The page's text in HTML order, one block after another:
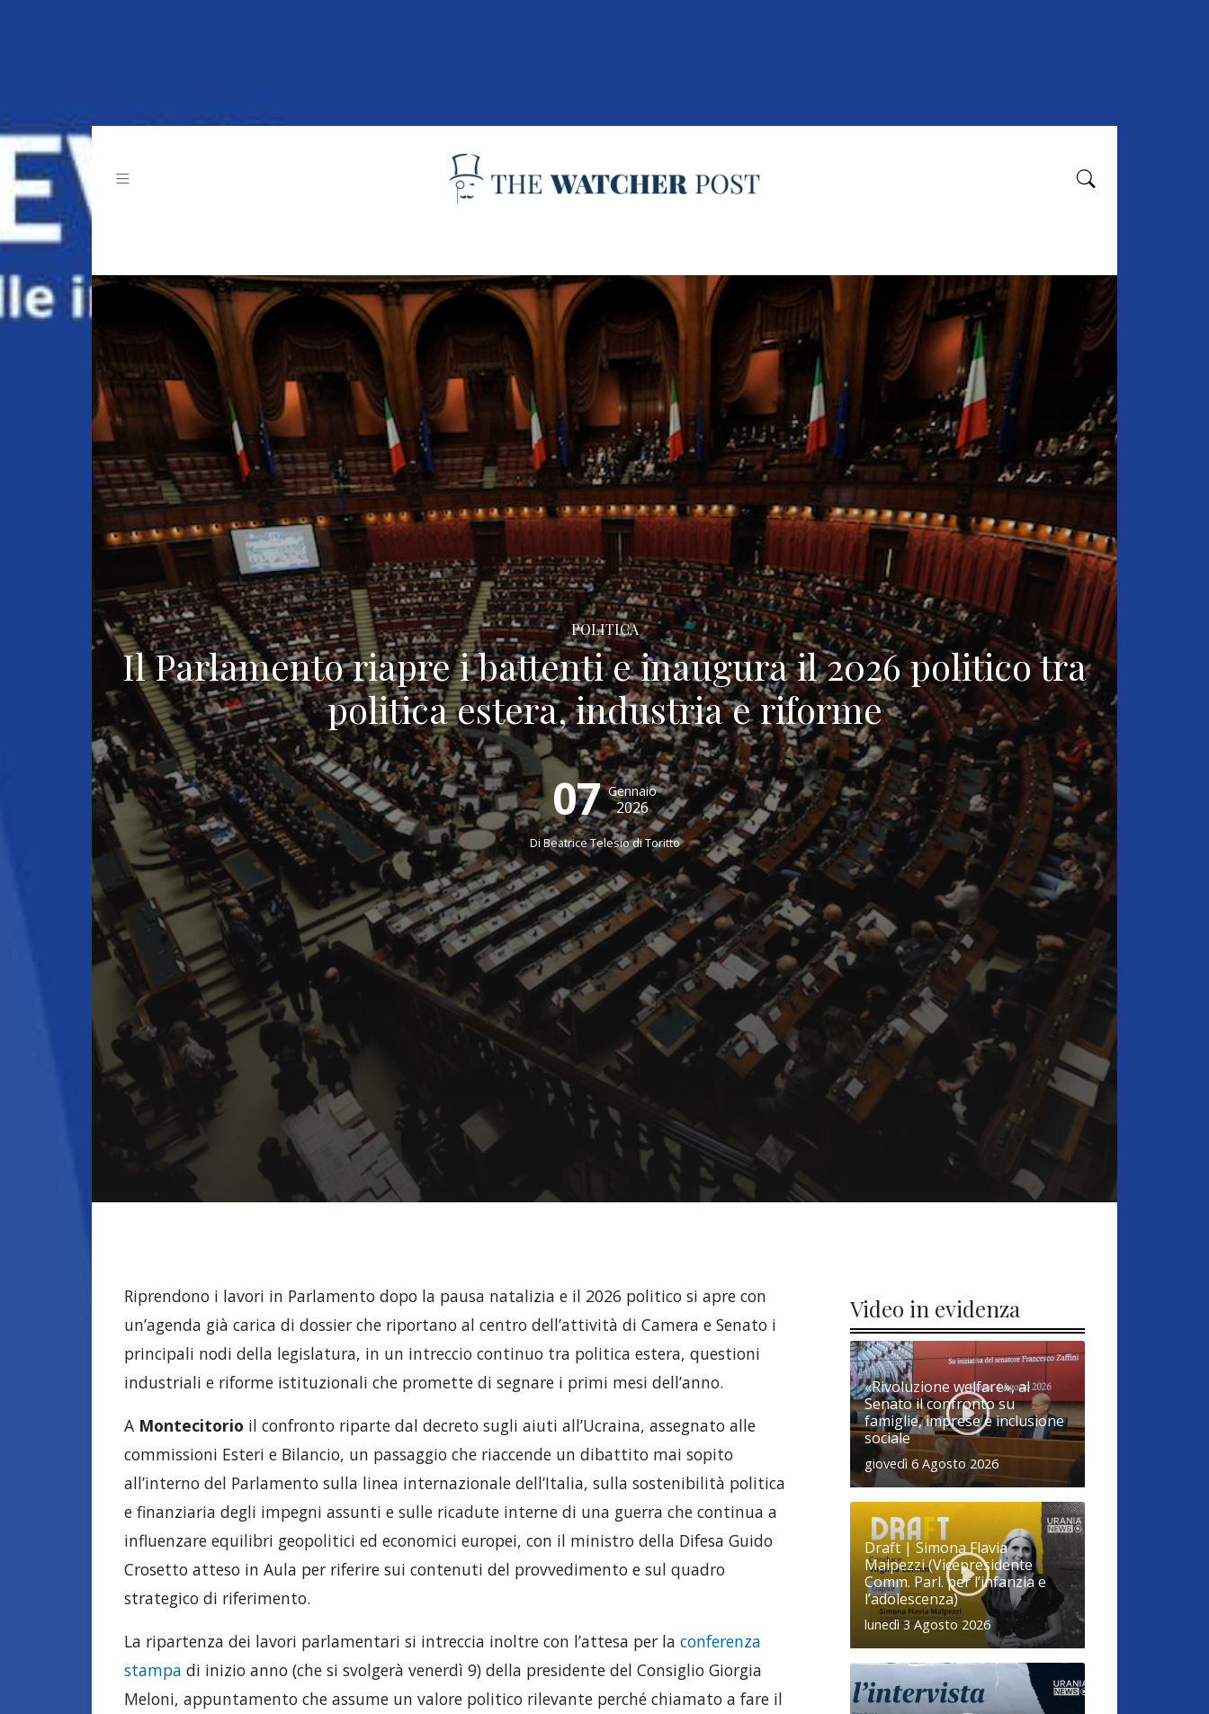
POLITICA
Il Parlamento riapre i battenti e inaugura il 2026 politico tra
politica estera, industria e riforme
07 Gennaio
2026
DiBeatrice Telesio di Toritto
Riprendono i lavori in Parlamento dopo la pausa natalizia e il 2026 politico si apre con
un’agenda già carica di dossier che riportano al centro dell’attività di Camera e Senato i
principali nodi della legislatura, in un intreccio continuo tra politica estera, questioni
industriali e riforme istituzionali che promette di segnare i primi mesi dell’anno.
A Montecitorio il confronto riparte dal decreto sugli aiuti all’Ucraina, assegnato alle
commissioni Esteri e Bilancio, un passaggio che riaccende un dibattito mai sopito
all’interno del Parlamento sulla linea internazionale dell’Italia, sulla sostenibilità politica
e finanziaria degli impegni assunti e sulle ricadute interne di una guerra che continua a
influenzare equilibri geopolitici ed economici europei, con il ministro della Difesa Guido
Crosetto atteso in Aula per riferire sui contenuti del provvedimento e sul quadro
strategico di riferimento.
La ripartenza dei lavori parlamentari si intreccia inoltre con l’attesa per la conferenza
stampa di inizio anno (che si svolgerà venerdì 9) della presidente del Consiglio Giorgia
Meloni, appuntamento che assume un valore politico rilevante perché chiamato a fare il
Video in evidenza
«Rivoluzione welfare», al
Senato il confronto su
famiglie, imprese e inclusione
sociale
giovedì 6 Agosto 2026
Draft | Simona Flavia
Malpezzi (Vicepresidente
Comm. Parl. per l’infanzia e
l’adolescenza)
lunedì 3 Agosto 2026